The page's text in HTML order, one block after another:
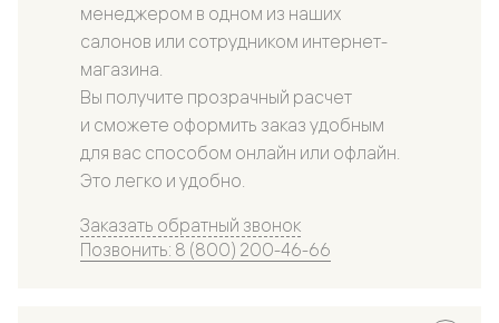
менеджером в одном из наших
салонов или сотрудником интернет-
магазина.
Вы получите прозрачный расчет
и сможете оформить заказ удобным
для вас способом онлайн или офлайн.
Это легко и удобно.
Заказать обратный звонок
Позвонить: 8 (800) 200-46-66